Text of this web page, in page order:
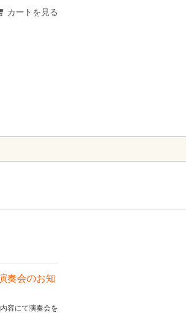
カートを見る
奏会のお知
容にて演奏会を